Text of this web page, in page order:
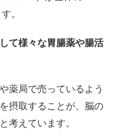
。
て様々な胃腸薬や腸活
薬局で売っているよう
摂取することが、脳の
考えています。